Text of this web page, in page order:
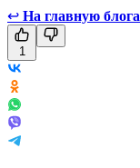
↩ На главную блога
1